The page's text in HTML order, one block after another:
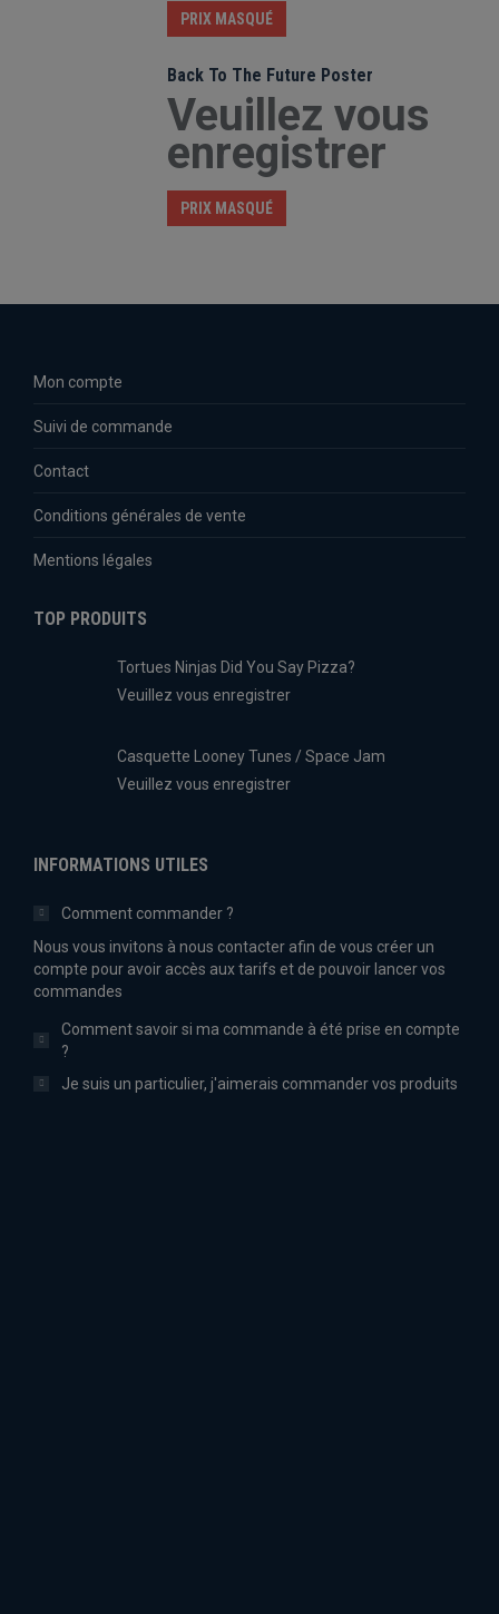
PRIX MASQUÉ
Back To The Future Poster
Veuillez vous
enregistrer
PRIX MASQUÉ
Mon compte
Suivi de commande
Contact
Conditions générales de vente
Mentions légales
TOP PRODUITS
Tortues Ninjas Did You Say Pizza?
Veuillez vous enregistrer
Casquette Looney Tunes / Space Jam
Veuillez vous enregistrer
INFORMATIONS UTILES
Comment commander ?
Nous vous invitons à nous contacter afin de vous créer un
compte pour avoir accès aux tarifs et de pouvoir lancer vos
commandes
Comment savoir si ma commande à été prise en compte
?
Je suis un particulier, j'aimerais commander vos produits